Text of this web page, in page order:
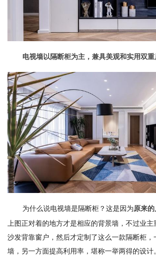
电视墙以隔断柜为主，兼具美观和实用双重
为什么说电视墙是隔断柜？这是因为 原来
上图正对着的地方才是相应的背景墙，不过业主
沙发背靠窗户，然后才定制了这么一款隔断柜
墙，另一方面提高利用率，堪称一举两得的设